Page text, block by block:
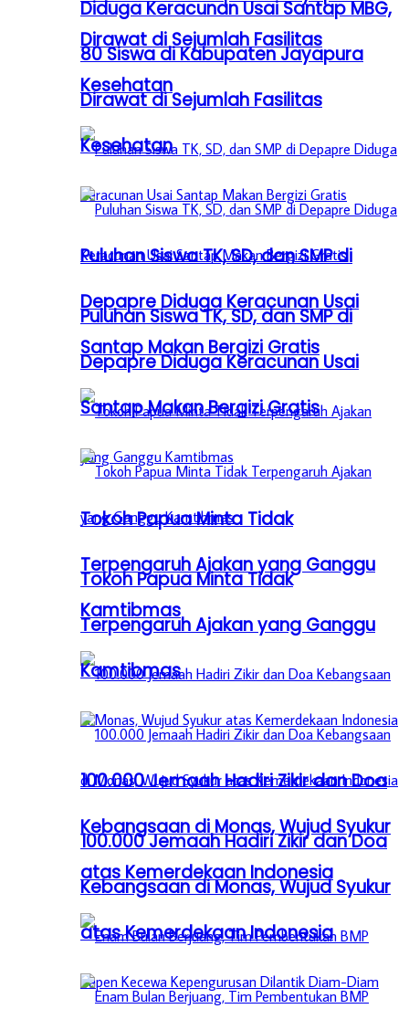
Dirawat di Sejumlah Fasilitas
Kesehatan
Puluhan Siswa TK, SD, dan SMP di
Depapre Diduga Keracunan Usai
Santap Makan Bergizi Gratis
Tokoh Papua Minta Tidak
Terpengaruh Ajakan yang Ganggu
Kamtibmas
100.000 Jemaah Hadiri Zikir dan Doa
Kebangsaan di Monas, Wujud Syukur
atas Kemerdekaan Indonesia
Diduga Keracunan Usai Santap MBG,
80 Siswa di Kabupaten Jayapura
Dirawat di Sejumlah Fasilitas
Kesehatan
Puluhan Siswa TK, SD, dan SMP di
Depapre Diduga Keracunan Usai
Santap Makan Bergizi Gratis
Tokoh Papua Minta Tidak
Terpengaruh Ajakan yang Ganggu
Kamtibmas
100.000 Jemaah Hadiri Zikir dan Doa
Kebangsaan di Monas, Wujud Syukur
atas Kemerdekaan Indonesia